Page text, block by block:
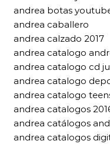
andrea botas
andrea caballero
andrea calzado 2017
andrea catalogo
andrea catalogo cd
andrea catalogo
andrea catalogo
andrea catalogos
andrea catálogos
andrea catalogos